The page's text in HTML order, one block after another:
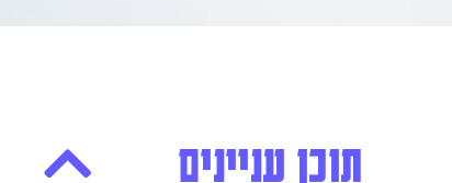
תוכן עניינים